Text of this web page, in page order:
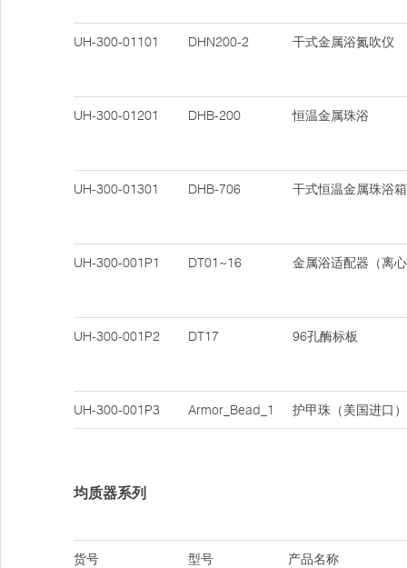
UH-300-01101 DHN200-2 干式金属浴氮吹仪
UH-300-01201 DHB-200 恒温金属珠浴
UH-300-01301 DHB-706 干式恒温金属珠浴
UH-300-001P1 DT01~16 金属浴适配器（离
UH-300-001P2 DT17 96孔酶标板
UH-300-001P3 Armor_Bead_1 护甲珠（美国进口）
均质器系列
货号 型号 产品名称